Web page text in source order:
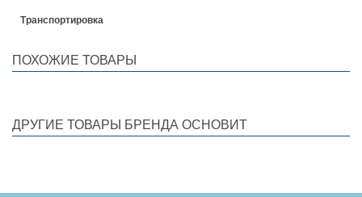
Транспортировка
ПОХОЖИЕ ТОВАРЫ
ДРУГИЕ ТОВАРЫ БРЕНДА ОСНОВИТ